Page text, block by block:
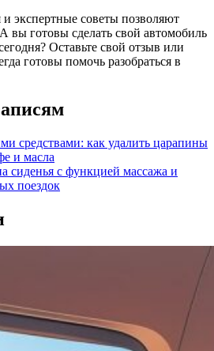
экспертные советы позволяют
вы готовы сделать свой автомобиль
Оставьте свой отзыв или
готовы помочь разобраться в
средствами: как удалить царапины
и масла
сиденья с функцией массажа и
поездок